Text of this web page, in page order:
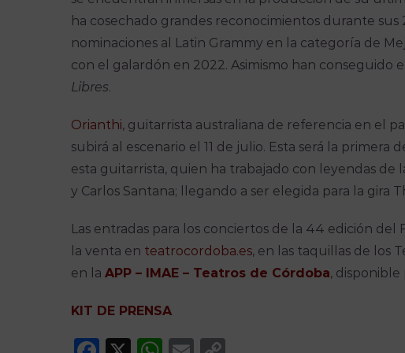
ha cosechado grandes reconocimientos durante sus
nominaciones al Latin Grammy en la categoría de
con el galardón en 2022. Asimismo han conseguido
Libres.
Orianthi, guitarrista australiana de referencia en el
subirá al escenario el 11 de julio. Esta será la primera
esta guitarrista, quien ha trabajado con leyendas de
y Carlos Santana; llegando a ser elegida para la gira
Las entradas para los conciertos de la 44 edición del
la venta en teatrocordoba.es, en las taquillas de los
en la APP – IMAE – Teatros de Córdoba, disponible
KIT DE PRENSA